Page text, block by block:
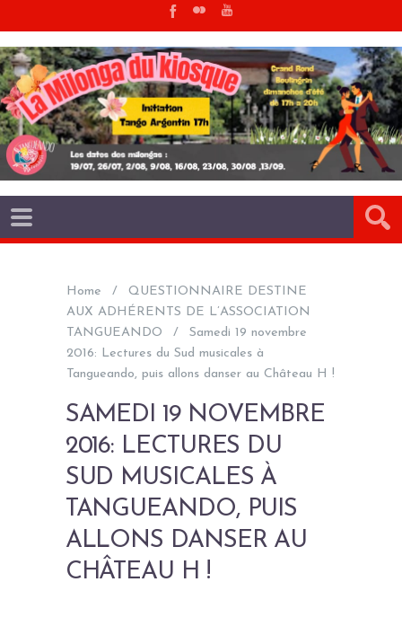
Home
QUESTIONNAIRE DESTINE
AUX ADHÉRENTS DE L’ASSOCIATION
TANGUEANDO
Samedi 19 novembre
2016: Lectures du Sud musicales à
Tangueando, puis allons danser au Château H !
SAMEDI 19 NOVEMBRE
2016: LECTURES DU
SUD MUSICALES À
TANGUEANDO, PUIS
ALLONS DANSER AU
CHÂTEAU H !